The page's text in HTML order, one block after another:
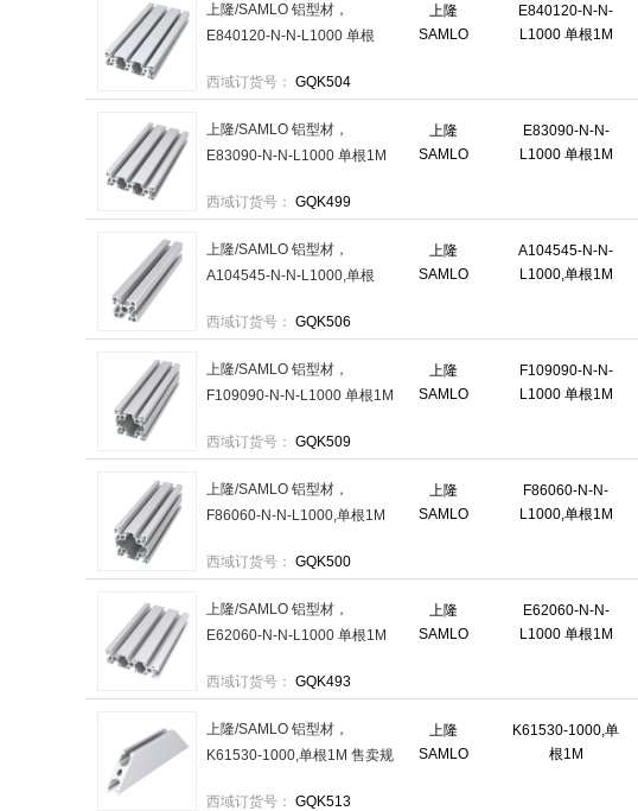
上隆
SAMLO
E840120-N-N-
L1000 单根1M
上隆/SAMLO 铝型材，
E840120-N-N-L1000 单根
西域订货号： GQK504
上隆
SAMLO
E83090-N-N-
L1000 单根1M
上隆/SAMLO 铝型材，
E83090-N-N-L1000 单根1M
西域订货号： GQK499
上隆
SAMLO
A104545-N-N-
L1000,单根1M
上隆/SAMLO 铝型材，
A104545-N-N-L1000,单根
西域订货号： GQK506
上隆
SAMLO
F109090-N-N-
L1000 单根1M
上隆/SAMLO 铝型材，
F109090-N-N-L1000 单根1M
西域订货号： GQK509
上隆
SAMLO
F86060-N-N-
L1000,单根1M
上隆/SAMLO 铝型材，
F86060-N-N-L1000,单根1M
西域订货号： GQK500
上隆
SAMLO
E62060-N-N-
L1000 单根1M
上隆/SAMLO 铝型材，
E62060-N-N-L1000 单根1M
西域订货号： GQK493
上隆
SAMLO
K61530-1000,单
根1M
上隆/SAMLO 铝型材，
K61530-1000,单根1M 售卖规
西域订货号： GQK513